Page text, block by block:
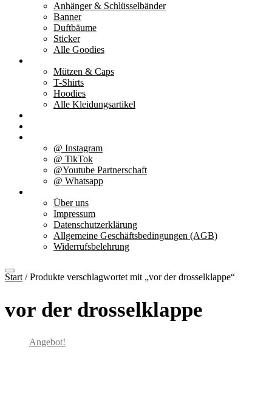
Anhänger & Schlüsselbänder
Banner
Duftbäume
Sticker
Alle Goodies
Mützen & Caps
T-Shirts
Hoodies
Alle Kleidungsartikel
@ Instagram
@ TikTok
@Youtube Partnerschaft
@ Whatsapp
Über uns
Impressum
Datenschutzerklärung
Allgemeine Geschäftsbedingungen (AGB)
Widerrufsbelehrung
Start / Produkte verschlagwortet mit „vor der drosselklappe“
vor der drosselklappe
Angebot!